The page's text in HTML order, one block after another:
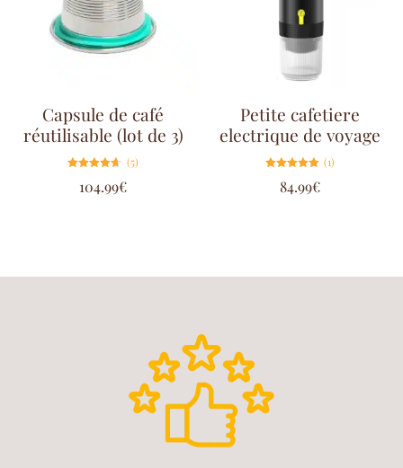
Capsule de café
réutilisable (lot de 3)
4.60
sur 5
(5)
104.99€
Petite cafetiere
electrique de voyage
5.00
sur 5
(1)
84.99€